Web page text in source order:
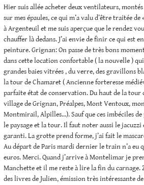
Hier suis allée acheter deux ventilateurs,
sur mes épaules, ce qui m’a valu d’être traitée
à Argenteuil et me suis aperçue que le rendez
chauffer là dedans. J’ai envie de finir ce qui est
peinture. Grignan: On passe de très bons
dans cette location confortable ( la nouvelle )
grandes baies vitrées , du verre, des gravillons
la tour de Chamaret ( Ancienne forteresse
parfaite état de conservation. Du haut de la
village de Grignan, Préalpes, Mont Ventoux,
Montmirail, Alpilles…). Sauf que ces imbéciles
le paysage et la tour. Il faut noter aussi le
garanti. La grotte prend forme, j’ai fait le
Au départ de Paris mardi dernier le train n’a eu
euros. Merci. Quand j’arrive à Montelimar je
Manchette et il me reste à lire la fin du
des livres de Julien, émission très intéressante de